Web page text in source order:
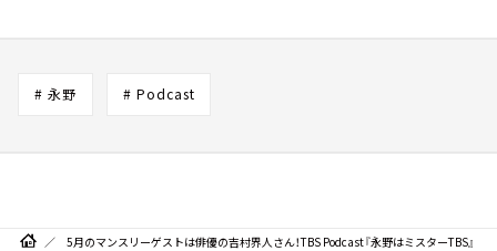
# 永野 # Podcast
5月のマンスリーゲストは俳優の吉村界人さん！TBS Podcast『永野はミスターTBS』